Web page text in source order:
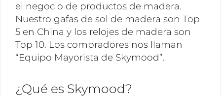
el negocio de productos de madera.
Nuestro gafas de sol de madera son Top
5 en China y los relojes de madera son
Top 10. Los compradores nos llaman
“Equipo Mayorista de Skymood”.
¿Qué es Skymood?